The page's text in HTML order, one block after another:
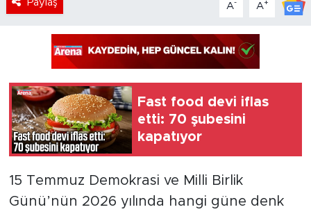
Paylaş A- A+
Fast food devi iflas
etti: 70 şubesini
kapatıyor
15 Temmuz Demokrasi ve Milli Birlik
Günü’nün 2026 yılında hangi güne denk